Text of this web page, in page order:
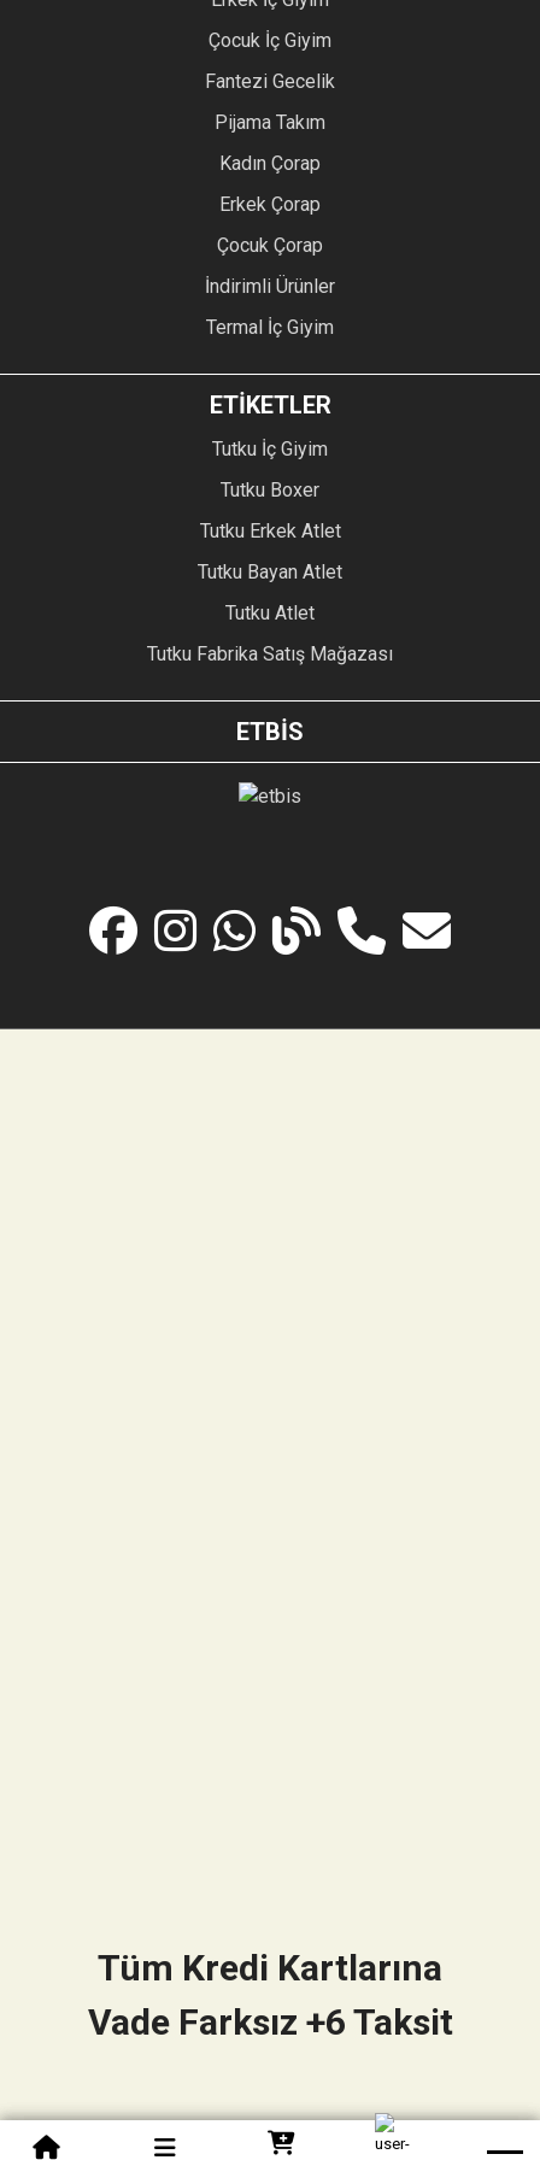
Çocuk İç Giyim
Fantezi Gecelik
Pijama Takım
Kadın Çorap
Erkek Çorap
Çocuk Çorap
İndirimli Ürünler
Termal İç Giyim
ETİKETLER
Tutku İç Giyim
Tutku Boxer
Tutku Erkek Atlet
Tutku Bayan Atlet
Tutku Atlet
Tutku Fabrika Satış Mağazası
ETBİS
Tüm Kredi Kartlarına
Vade Farksız +6 Taksit